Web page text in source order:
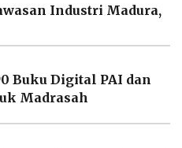
Industri Madura,
Buku Digital PAI dan
Madrasah